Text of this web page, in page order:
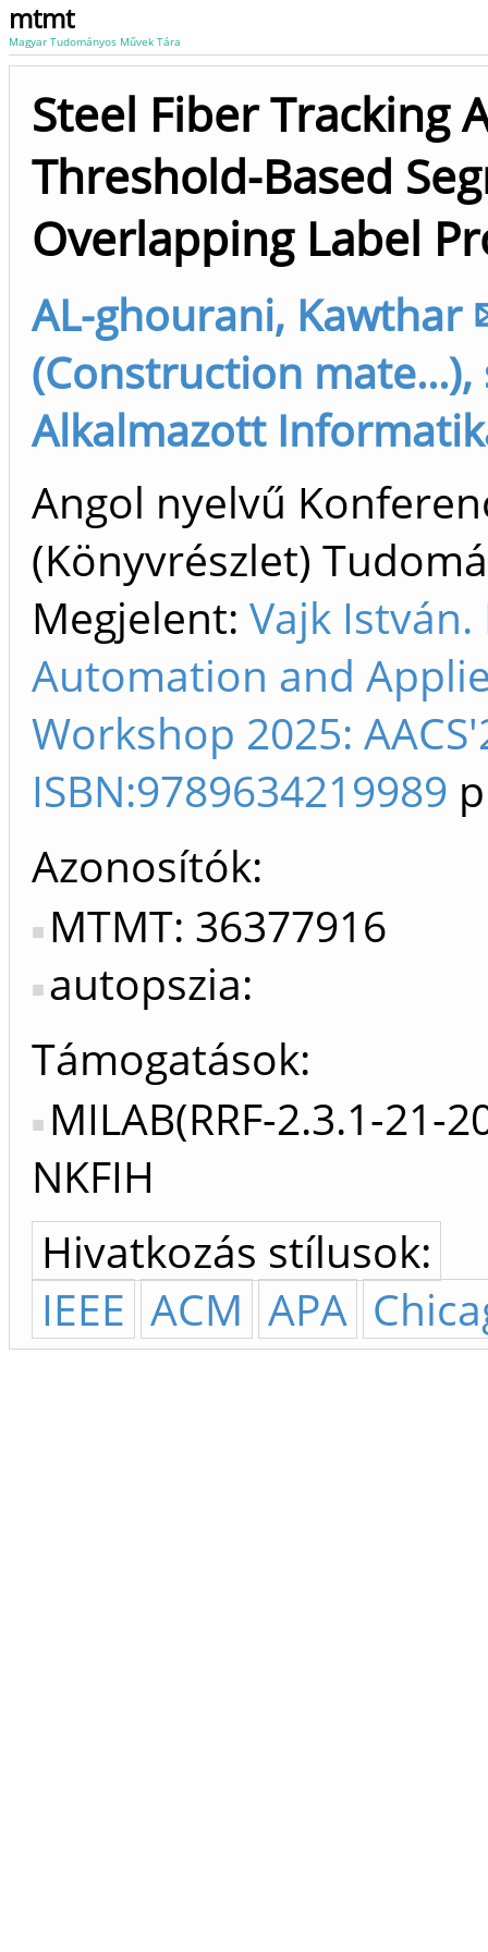
mtmt
Magyar Tudományos Művek Tára
Steel Fiber Tracking
Threshold-Based
Overlapping Label
AL-ghourani,
(Construction
Alkalmazott
Angol nyelvű
(Könyvrészlet)
Megjelent: Vajk
Automation and
Workshop 2025:
ISBN:9789634219989
Azonosítók
MTMT: 36377916
autopszia:
Támogatások:
MILAB(RRF-2.3.1-21-
NKFIH
Hivatkozás stílusok:
IEEE ACM APA